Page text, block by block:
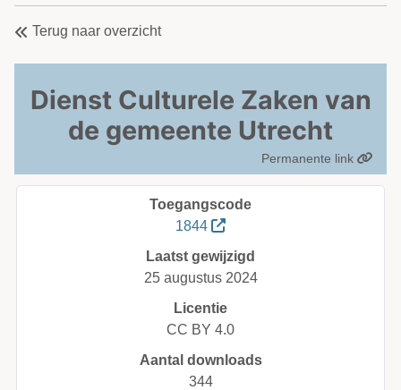
Terug naar overzicht
Dienst Culturele Zaken van
de gemeente Utrecht
Permanente link
Toegangscode
1844
Laatst gewijzigd
25 augustus 2024
Licentie
CC BY 4.0
Aantal downloads
344